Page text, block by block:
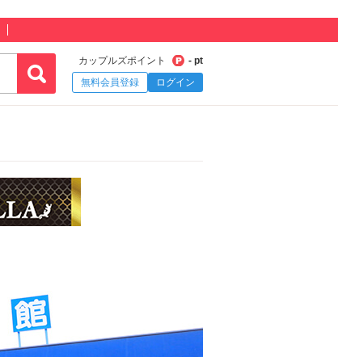
カップルズポイント
- pt
無料会員登録
ログイン